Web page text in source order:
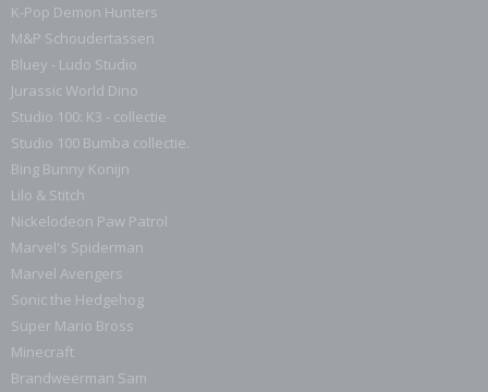
K-Pop Demon Hunters
M&P Schoudertassen
Bluey - Ludo Studio
Jurassic World Dino
Studio 100: K3 - collectie
Studio 100 Bumba collectie.
Bing Bunny Konijn
Lilo & Stitch
Nickelodeon Paw Patrol
Marvel's Spiderman
Marvel Avengers
Sonic the Hedgehog
Super Mario Bross
Minecraft
Brandweerman Sam